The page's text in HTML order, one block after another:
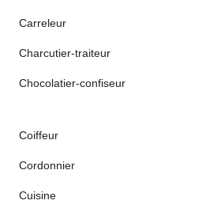
Carreleur
Charcutier-traiteur
Chocolatier-confiseur
Coiffeur
Cordonnier
Cuisine